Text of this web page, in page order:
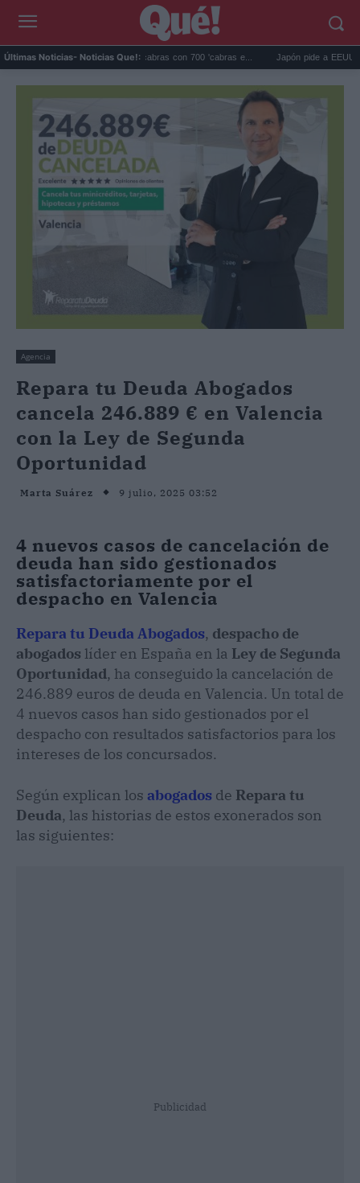
Últimas Noticias- Noticias Que!:
Galápagos eliminó 140.000 cabras con 700 'cabras e... Japón pide a EEUU que
Agencia
Repara tu Deuda Abogados
cancela 246.889 € en Valencia
con la Ley de Segunda
Oportunidad
Marta Suárez 9 julio, 2025 03:52
4 nuevos casos de cancelación de
deuda han sido gestionados
satisfactoriamente por el
despacho en Valencia
Repara tu Deuda Abogados, despacho de
abogados líder en España en la Ley de Segunda
Oportunidad, ha conseguido la cancelación de
246.889 euros de deuda en Valencia. Un total de
4 nuevos casos han sido gestionados por el
despacho con resultados satisfactorios para los
intereses de los concursados.
Según explican los abogados de Repara tu
Deuda, las historias de estos exonerados son
las siguientes:
Publicidad